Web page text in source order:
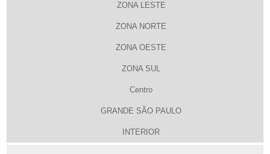
ZONA LESTE
ZONA NORTE
ZONA OESTE
ZONA SUL
Centro
GRANDE SÃO PAULO
INTERIOR